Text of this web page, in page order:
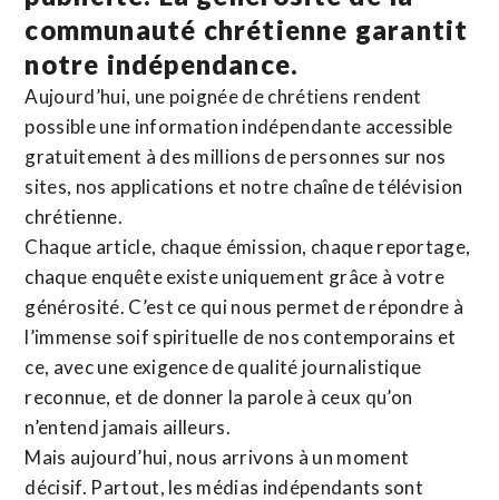
communauté chrétienne garantit
notre indépendance.
Aujourd’hui, une poignée de chrétiens rendent
possible une information indépendante accessible
gratuitement à des millions de personnes sur nos
sites, nos applications et notre chaîne de télévision
chrétienne.
Chaque article, chaque émission, chaque reportage,
chaque enquête existe uniquement grâce à votre
générosité. C’est ce qui nous permet de répondre à
l’immense soif spirituelle de nos contemporains et
ce, avec une exigence de qualité journalistique
reconnue, et de donner la parole à ceux qu’on
n’entend jamais ailleurs.
Mais aujourd’hui, nous arrivons à un moment
décisif. Partout, les médias indépendants sont